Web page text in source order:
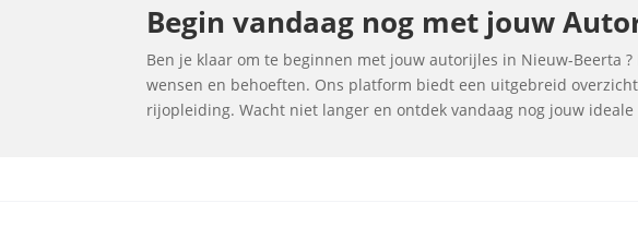
Begin vandaag nog met jouw
Ben je klaar om te beginnen met jouw autorijles in Nieuw-
wensen en behoeften. Ons platform biedt een uitgebreid
rijopleiding. Wacht niet langer en ontdek vandaag nog jouw